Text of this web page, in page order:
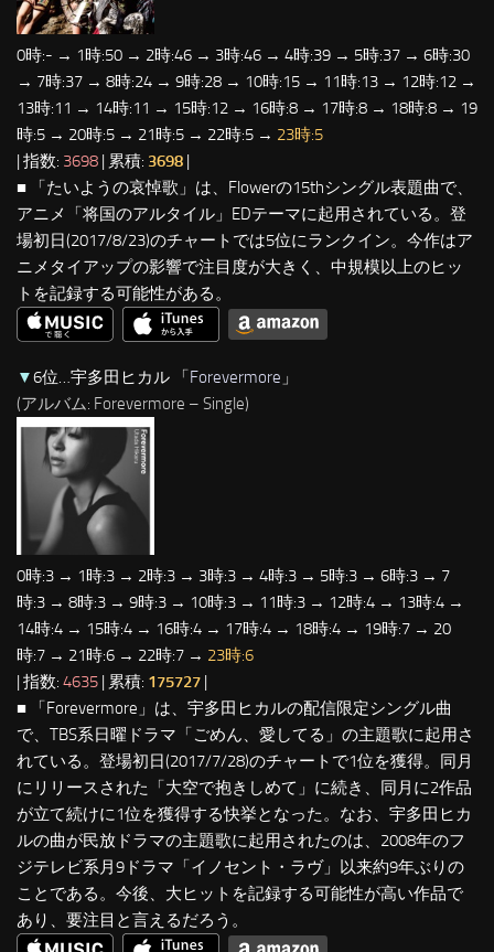
0時:- → 1時:50 → 2時:46 → 3時:46 → 4時:39 → 5時:37 → 6時:30
→ 7時:37 → 8時:24 → 9時:28 → 10時:15 → 11時:13 → 12時:12 →
13時:11 → 14時:11 → 15時:12 → 16時:8 → 17時:8 → 18時:8 → 19
時:5 → 20時:5 → 21時:5 → 22時:5 → 23時:5
| 指数: 3698 | 累積: 3698 |
■ 「たいようの哀悼歌」は、Flowerの15thシングル表題曲で、
アニメ「将国のアルタイル」EDテーマに起用されている。登
場初日(2017/8/23)のチャートでは5位にランクイン。今作はア
ニメタイアップの影響で注目度が大きく、中規模以上のヒッ
トを記録する可能性がある。
▼6位…宇多田ヒカル 「 Forevermore 」
(アルバム: Forevermore – Single)
0時:3 → 1時:3 → 2時:3 → 3時:3 → 4時:3 → 5時:3 → 6時:3 → 7
時:3 → 8時:3 → 9時:3 → 10時:3 → 11時:3 → 12時:4 → 13時:4 →
14時:4 → 15時:4 → 16時:4 → 17時:4 → 18時:4 → 19時:7 → 20
時:7 → 21時:6 → 22時:7 → 23時:6
| 指数: 4635 | 累積: 175727
■ 「Forevermore」は、宇多田ヒカルの配信限定シングル曲
で、TBS系日曜ドラマ「ごめん、愛してる」の主題歌に起用さ
れている。登場初日(2017/7/28)のチャートで1位を獲得。同月
にリリースされた「大空で抱きしめて」に続き、同月に2作品
が立て続けに1位を獲得する快挙となった。なお、宇多田ヒカ
ルの曲が民放ドラマの主題歌に起用されたのは、2008年のフ
ジテレビ系月9ドラマ「イノセント・ラヴ」以来約9年ぶりの
ことである。今後、大ヒットを記録する可能性が高い作品で
あり、要注目と言えるだろう。